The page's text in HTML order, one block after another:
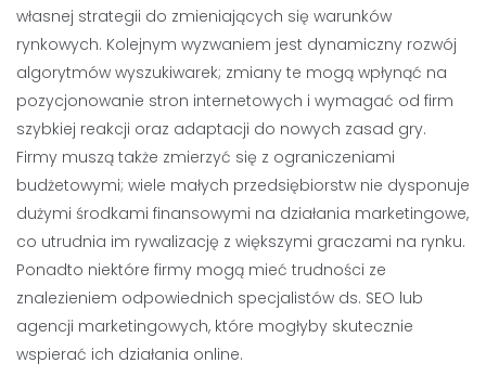
własnej strategii do zmieniających się warunków
rynkowych. Kolejnym wyzwaniem jest dynamiczny rozwój
algorytmów wyszukiwarek; zmiany te mogą wpłynąć na
pozycjonowanie stron internetowych i wymagać od firm
szybkiej reakcji oraz adaptacji do nowych zasad gry.
Firmy muszą także zmierzyć się z ograniczeniami
budżetowymi; wiele małych przedsiębiorstw nie dysponuje
dużymi środkami finansowymi na działania marketingowe,
co utrudnia im rywalizację z większymi graczami na rynku.
Ponadto niektóre firmy mogą mieć trudności ze
znalezieniem odpowiednich specjalistów ds. SEO lub
agencji marketingowych, które mogłyby skutecznie
wspierać ich działania online.